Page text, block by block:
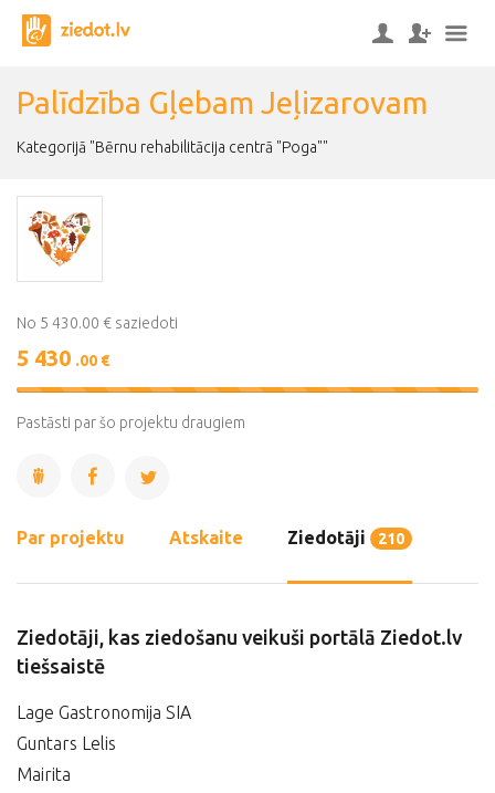
Palīdzība Gļebam Jeļizarovam
Kategorijā "Bērnu rehabilitācija centrā "Poga""
No 5 430.00 € saziedoti
5 430 .00 €
100%
Pastāsti par šo projektu draugiem
Par projektu Atskaite Ziedotāji 210
Ziedotāji, kas ziedošanu veikuši portālā Ziedot.lv
tiešsaistē
Lage Gastronomija SIA
Guntars Lelis
Mairita